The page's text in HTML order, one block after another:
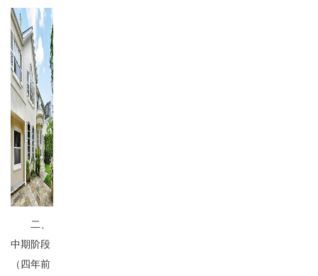
二、
中期阶段
（四年前